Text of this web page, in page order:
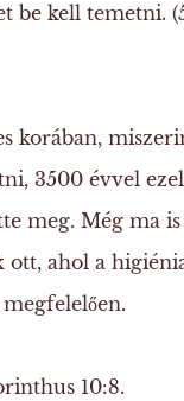
be kell temetni.
korában,
3500 évvel
meg. Még ma is
ott, ahol a
10:8.